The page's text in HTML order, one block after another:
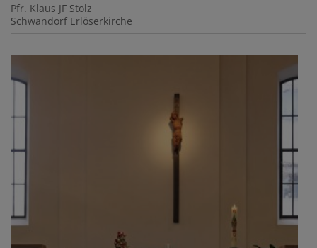
Pfr. Klaus JF Stolz
Schwandorf Erlöserkirche